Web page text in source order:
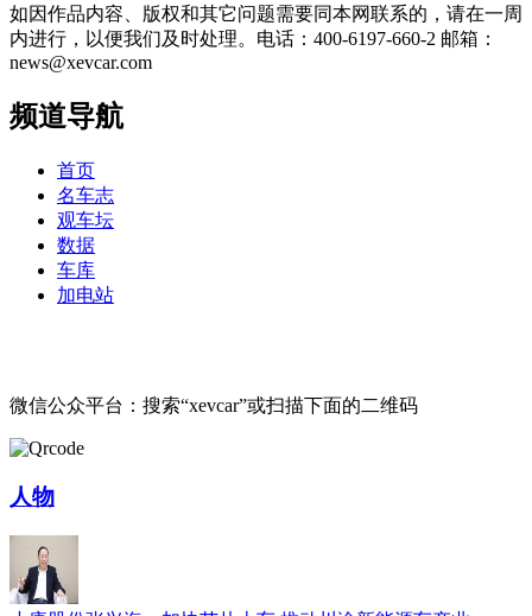
如因作品内容、版权和其它问题需要同本网联系的，请在一周
内进行，以便我们及时处理。电话：400-6197-660-2 邮箱：
news@xevcar.com
频道导航
首页
名车志
观车坛
数据
车库
加电站
微信公众平台：搜索“xevcar”或扫描下面的二维码
人物